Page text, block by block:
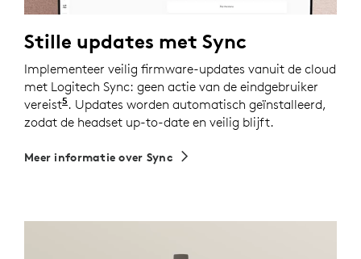
Stille updates met Sync
Implementeer veilig firmware-updates vanuit de cloud
met Logitech Sync: geen actie van de eindgebruiker
vereist5 Vereist dat Logi Tune op afzonderlijke
. Updates worden automatisch geïnstalleerd,
zodat de headset up-to-date en veilig blijft.
Meer informatie over Sync